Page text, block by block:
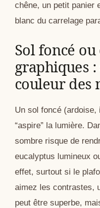
chêne, un petit panier
blanc du carrelage
Sol foncé
graphiques
couleur des
Un sol foncé (ardoise,
“aspire” la lumière.
sombre risque de
eucalyptus lumineux
effet, surtout si le
aimez les contrastes,
peut être superbe,